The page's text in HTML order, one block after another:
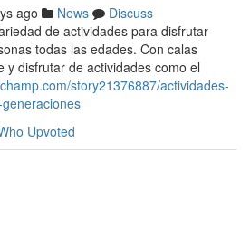
ago News
Discuss
de actividades para disfrutar
todas las edades. Con calas
y disfrutar de actividades como el
story21376887/actividades-
Upvoted